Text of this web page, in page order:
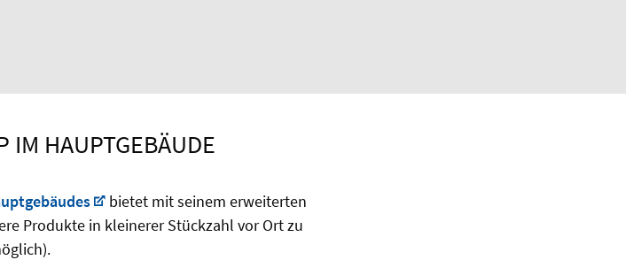
IM HAUPTGEBÄUDE
bietet mit seinem erweiterten
Produkte in kleinerer Stückzahl vor Ort zu